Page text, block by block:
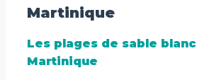
Martinique
Les plages de sable
Martinique